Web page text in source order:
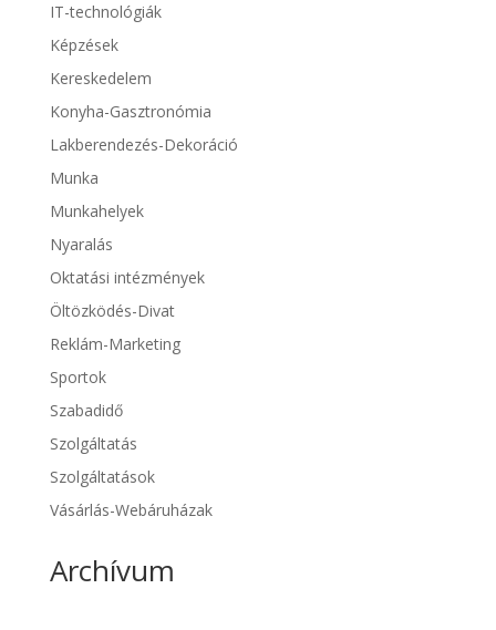
IT-technológiák
Képzések
Kereskedelem
Konyha-Gasztronómia
Lakberendezés-Dekoráció
Munka
Munkahelyek
Nyaralás
Oktatási intézmények
Öltözködés-Divat
Reklám-Marketing
Sportok
Szabadidő
Szolgáltatás
Szolgáltatások
Vásárlás-Webáruházak
Archívum